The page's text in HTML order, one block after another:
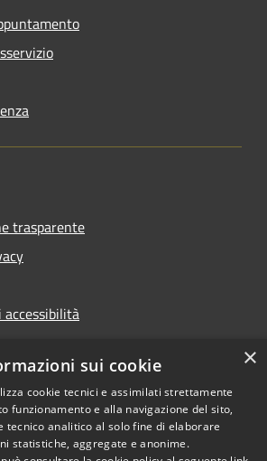
trasparente
accessibilità
Copyright © 2026 • Comune di
Trecate • Powered by
Municipium•Accesso
×
sui cookie
cookie tecnici e assimilati strettamente
funzionamento e alla navigazione del sito,
tecnico analitico al solo fine di elaborare
statistiche, aggregate e anonime.